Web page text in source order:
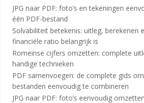
JPG naar PDF: foto’s en tekeningen
één PDF-bestand
Solvabiliteit betekenis: uitleg, berekenen
financiële ratio belangrijk is
Romeinse cijfers omzetten: complete
handige technieken
PDF samenvoegen: de complete gids
bestanden eenvoudig te combineren
JPG naar PDF: foto’s eenvoudig